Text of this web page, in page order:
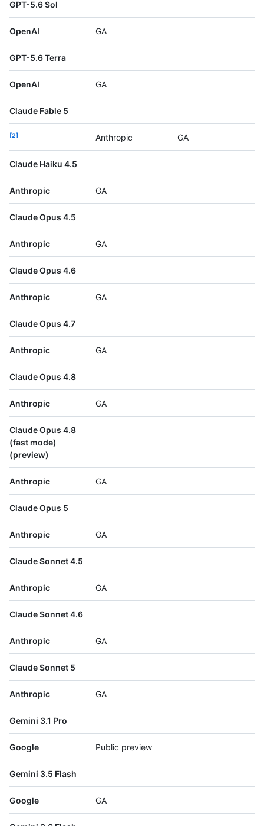
GPT-5.6 Sol
OpenAI GA
GPT-5.6 Terra
OpenAI GA
Claude Fable 5
2 Anthropic GA
Claude Haiku 4.5
Anthropic GA
Claude Opus 4.5
Anthropic GA
Claude Opus 4.6
Anthropic GA
Claude Opus 4.7
Anthropic GA
Claude Opus 4.8
Anthropic GA
Claude Opus 4.8
(fast mode)
(preview)
Anthropic GA
Claude Opus 5
Anthropic GA
Claude Sonnet 4.5
Anthropic GA
Claude Sonnet 4.6
Anthropic GA
Claude Sonnet 5
Anthropic GA
Gemini 3.1 Pro
Google Public preview
Gemini 3.5 Flash
Google GA